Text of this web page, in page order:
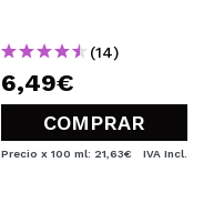
(14)
6,49€
COMPRAR
Precio x 100 ml: 21,63€ IVA Incl.